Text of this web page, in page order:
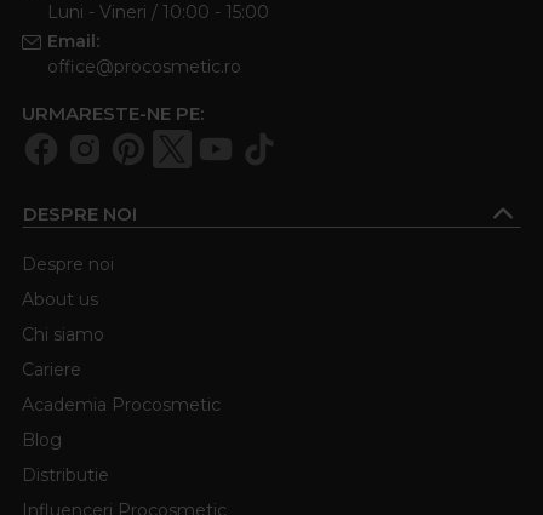
Luni - Vineri / 10:00 - 15:00
Email:
office@procosmetic.ro
URMARESTE-NE PE:
DESPRE NOI
Despre noi
About us
Chi siamo
Cariere
Academia Procosmetic
Blog
Distributie
Influenceri Procosmetic